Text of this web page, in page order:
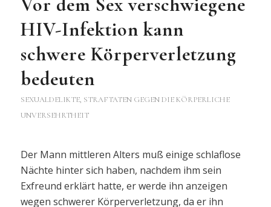
Vor dem Sex verschwiegene
HIV-Infektion kann
schwere Körperverletzung
bedeuten
SEXUALDELIKTE, STRAFTATEN GEGEN DIE KÖRPERLICHE
UNVERSEHRTHEIT
Der Mann mittleren Alters muß einige schlaflose
Nächte hinter sich haben, nachdem ihm sein
Exfreund erklärt hatte, er werde ihn anzeigen
wegen schwerer Körperverletzung, da er ihn